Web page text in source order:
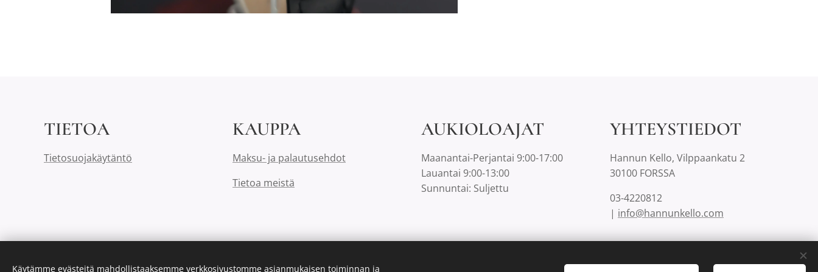
TIETOA
Tietosuojakäytäntö
KAUPPA
Maksu- ja palautusehdot
Tietoa meistä
AUKIOLOAJAT
Maanantai-Perjantai 9:00-17:00
Lauantai 9:00-13:00
Sunnuntai: Suljettu
YHTEYSTIEDOT
Hannun Kello, Vilppaankatu 2
30100 FORSSA
03-4220812
| info@hannunkello.com
Käytämme evästeitä mahdollistaaksemme verkkosivustomme asianmukaisen toiminnan ja